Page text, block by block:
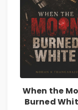
When the
Burned